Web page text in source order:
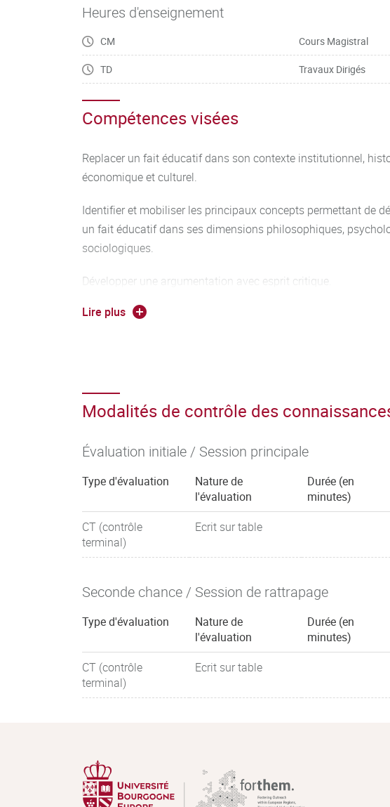
Heures d'enseignement
CM Cours Magistral
TD Travaux Dirigés
Compétences visées
Replacer un fait éducatif dans son contexte institutionnel,
économique et culturel.
Identifier et mobiliser les principaux concepts permettant de
un fait éducatif dans ses dimensions philosophiques,
sociologiques.
Développer une argumentation avec esprit critique.
Se servir aisément des différents registres d’expression écrite et
Lire plus
Modalités de contrôle des
Évaluation initiale / Session principale
Type d'évaluation
Nature de
l'évaluation
Durée (en
minutes)
CT (contrôle
terminal)
Ecrit sur table
Seconde chance / Session de rattrapage
Type d'évaluation
Nature de
l'évaluation
Durée (en
minutes)
CT (contrôle
terminal)
Ecrit sur table